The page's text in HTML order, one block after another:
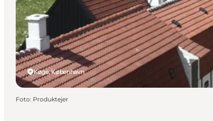
Køge, København
Foto: Produktejer